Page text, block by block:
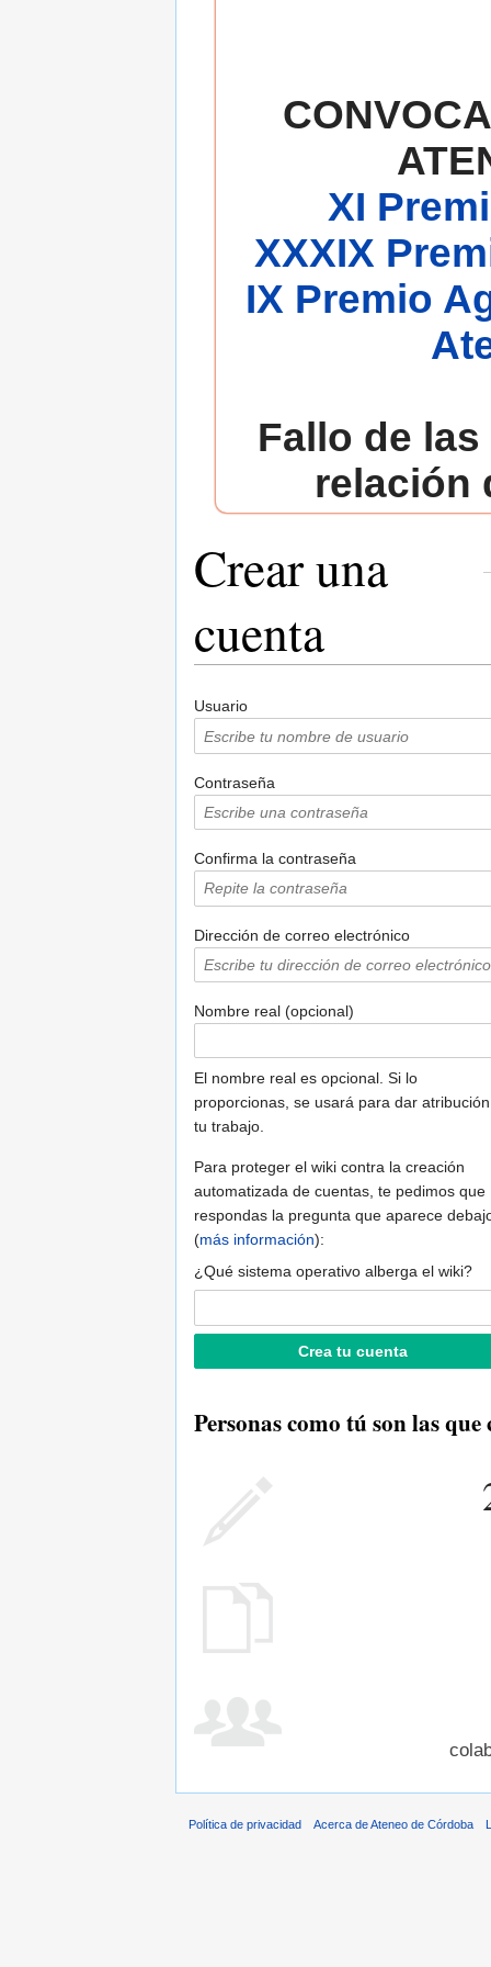
XI
XXXIX
IX Premio
Fallo de
relación
Crear una
cuenta
Usuario
Contraseña
Confirma la contraseña
Dirección de correo electrónico
Nombre real (opcional)
El nombre real es opcional. Si lo
proporcionas, se usará para dar
tu trabajo.
Para proteger el wiki contra la creación
automatizada de cuentas, te pedimos que
respondas la pregunta que aparece
(más información):
¿Qué sistema operativo alberga el wiki?
Personas como tú son las
Política de privacidad Acerca de Ateneo de Córdoba